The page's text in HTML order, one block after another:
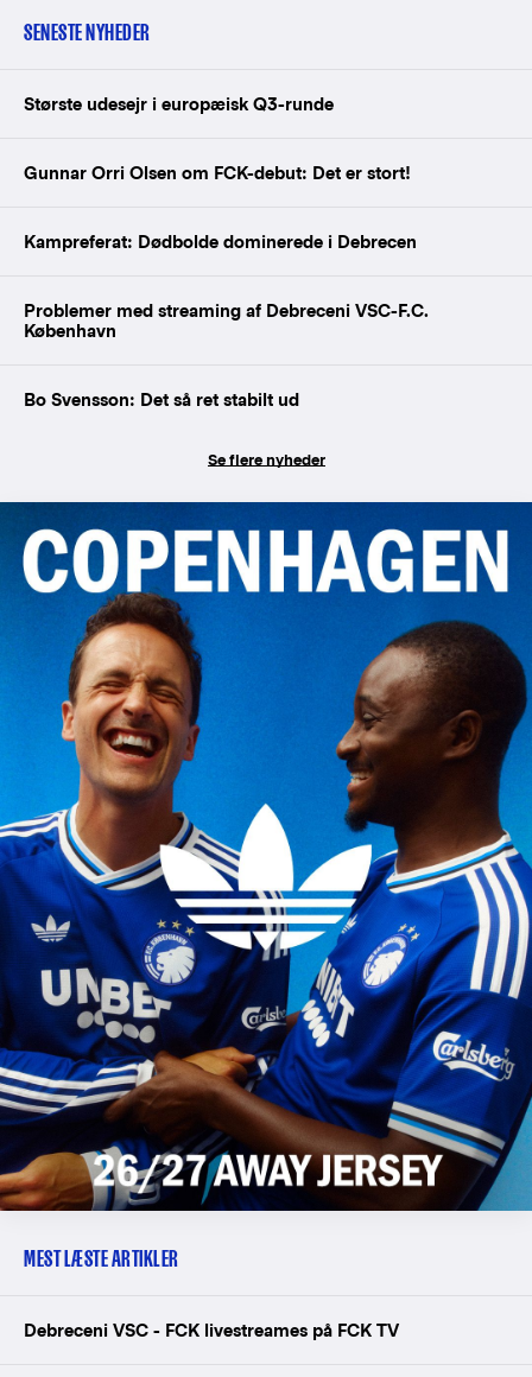
SENESTE NYHEDER
Største udesejr i europæisk Q3-runde
Gunnar Orri Olsen om FCK-debut: Det er stort!
Kampreferat: Dødbolde dominerede i Debrecen
Problemer med streaming af Debreceni VSC-F.C.
København
Bo Svensson: Det så ret stabilt ud
Se flere nyheder
MEST LÆSTE ARTIKLER
Debreceni VSC - FCK livestreames på FCK TV